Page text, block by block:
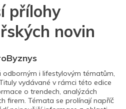
přílohy
novin
i lifestylovým tématům,
vydávané v rámci této edice
o trendech, analýzách
firem. Témata se prolínají napříč